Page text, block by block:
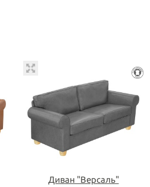
Диван "Версаль"